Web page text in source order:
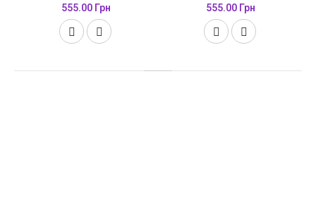
555.00 Грн 555.00 Грн